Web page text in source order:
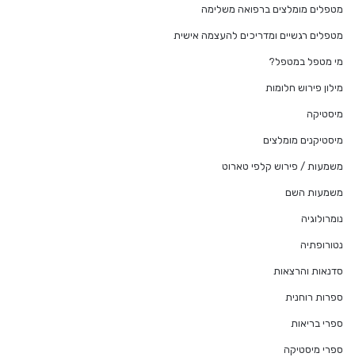
מטפלים מומלצים ברפואה משלימה
מטפלים רגשיים ומדריכים להעצמה אישית
מי מטפל במטפל?
מילון פירוש חלומות
מיסטיקה
מיסטיקנים מומלצים
משמעות / פירוש קלפי טארוט
משמעות השם
נומרולוגיה
נטורופתיה
סדנאות והרצאות
ספרות רוחנית
ספרי בריאות
ספרי מיסטיקה